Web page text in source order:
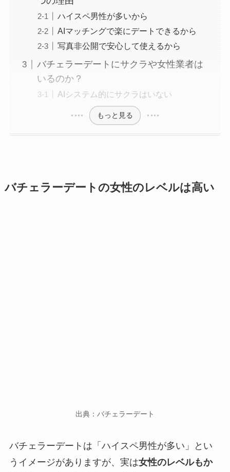
ハイスペ男性が多いから
AIマッチングで楽にデートできるから
写真非公開で安心して使えるから
バチェラーデートにサクラや女性業者は
いるのか？
AIシステム的にサクラはいない
もっと見る
バチェラーデートの女性のレベルは高い
出典：バチェラーデート
バチェラーデートは「ハイスペ男性が多い」とい
うイメージがありますが、実は女性のレベルもか